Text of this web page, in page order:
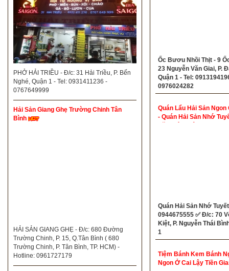
PHỞ HẢI TRIỀU - Đ/c: 31 Hải Triều, P. Bến
Nghé, Quận 1 - Tel: 0931411236 -
0767649999
Hải Sản Giang Ghẹ Trường Chinh Tân
Bình
HẢI SẢN GIANG GHẸ - Đ/c: 680 Đường
Trường Chinh, P. 15, Q.Tân Bình ( 680
Trường Chinh, P. Tân Bình, TP. HCM) -
Hotline: 0961727179
Ốc Bươu Nhồi Thịt - 9
23 Nguyễn Văn Giai, P.
Quận 1 - Tel:
0976024282
Quán Lẩu Hải Sản Ngon
- Quán Hải Sản Nhớ
Quán Hải Sản Nhớ Tuyết
0944675555 ✅ Đ/c: 70
Kiệt, P. Nguyễn Thái
1
Tiệm Bánh Kem Bánh
Ngon Ở Cai Lậy Tiền